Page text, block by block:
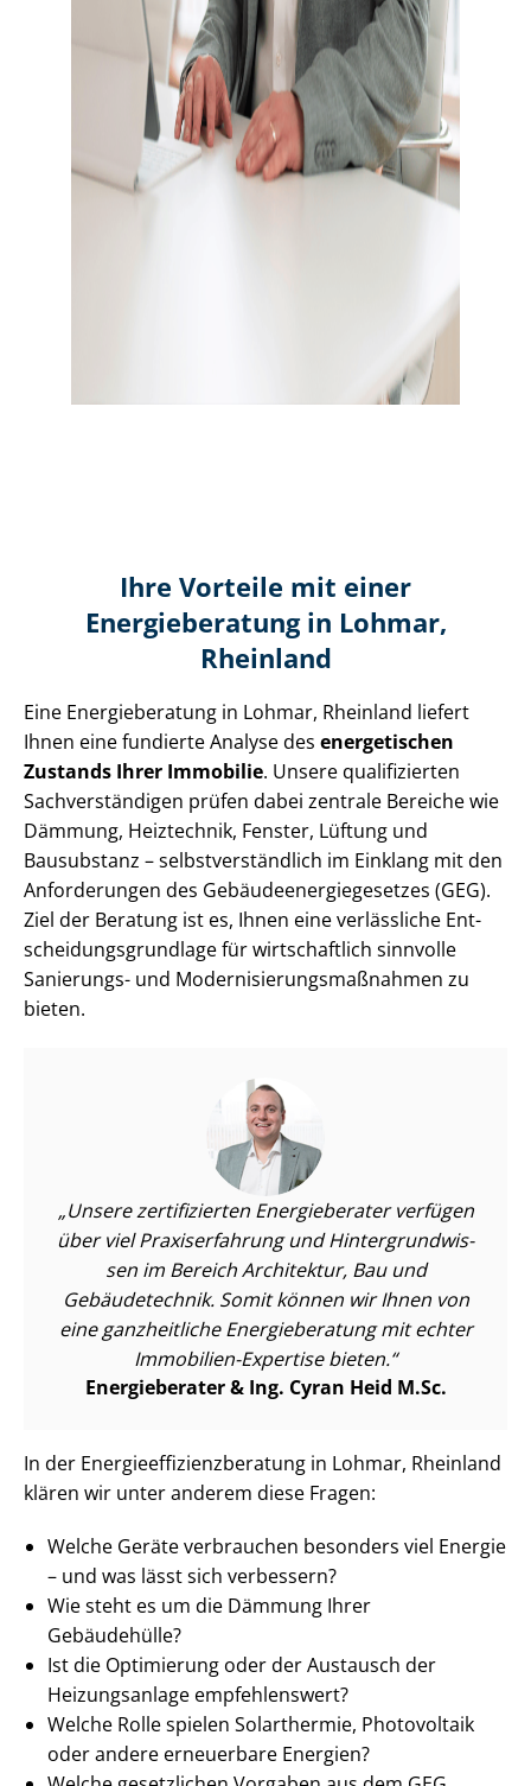
Ihre Vorteile mit einer
Energieberatung in Lohmar,
Rheinland
Eine Energieberatung in Lohmar, Rheinland liefert
Ihnen eine fundierte Analyse des energetischen
Zustands Ihrer Immobilie. Unsere qualifizierten
Sach­ver­stän­di­gen prüfen dabei zentrale Bereiche wie
Dämmung, Heiztechnik, Fenster, Lüftung und
Bausubstanz – selbst­ver­ständ­lich im Einklang mit den
Anforderungen des Ge­bäu­de­en­er­gie­ge­set­zes (GEG).
Ziel der Beratung ist es, Ihnen eine verlässliche Ent­
schei­dungs­grund­la­ge für wirtschaftlich sinnvolle
Sanierungs- und Mo­der­ni­sie­rungs­maß­nah­men zu
bieten.
Unsere zertifizierten Energieberater verfügen
über viel Praxiserfahrung und Hin­ter­grund­wis­
sen im Bereich Architektur, Bau und
Gebäudetechnik. Somit können wir Ihnen von
eine ganzheitliche Energieberatung mit echter
Immobilien-Expertise bieten.
Energieberater & Ing. Cyran Heid M.Sc.
In der En­er­gie­ef­fi­zi­enz­be­ra­tung in Lohmar, Rheinland
klären wir unter anderem diese Fragen:
Welche Geräte verbrauchen besonders viel Energie
– und was lässt sich verbessern?
Wie steht es um die Dämmung Ihrer
Gebäudehülle?
Ist die Optimierung oder der Austausch der
Heizungsanlage empfehlenswert?
Welche Rolle spielen Solarthermie, Photovoltaik
oder andere erneuerbare Energien?